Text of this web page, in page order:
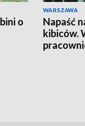
o
WARSZAWA
Napaść
kibiców.